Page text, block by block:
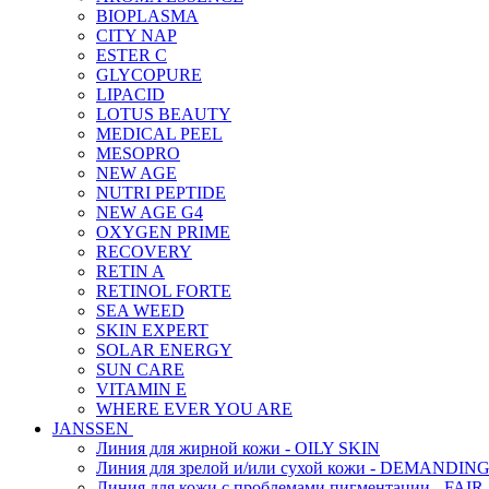
BIOPLASMA
CITY NAP
ESTER C
GLYCOPURE
LIPACID
LOTUS BEAUTY
MEDICAL PEEL
MESOPRO
NEW AGE
NUTRI PEPTIDE
NEW AGE G4
OXYGEN PRIME
RECOVERY
RETIN A
RETINOL FORTE
SEA WEED
SKIN EXPERT
SOLAR ENERGY
SUN CARE
VITAMIN E
WHERE EVER YOU ARE
JANSSEN
Линия для жирной кожи - OILY SKIN
Линия для зрелой и/или сухой кожи -